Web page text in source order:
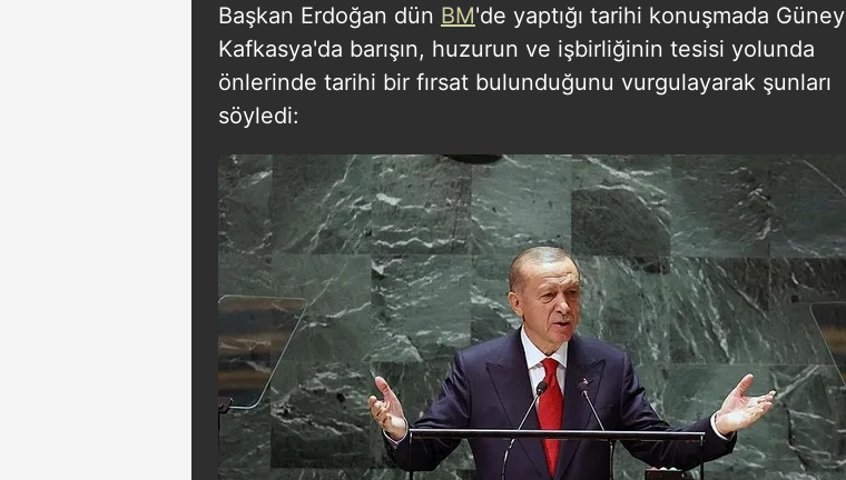
Başkan Erdoğan dün BM'de yaptığı tarihi konuşmada Güney
Kafkasya'da barışın, huzurun ve işbirliğinin tesisi yolunda
önlerinde tarihi bir fırsat bulunduğunu vurgulayarak şunları
söyledi: